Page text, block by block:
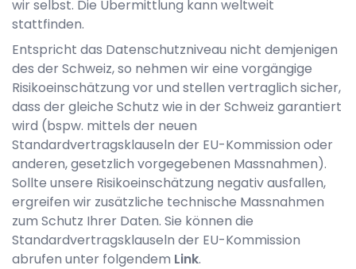
wir selbst. Die Übermittlung kann weltweit
stattfinden.
Entspricht das Datenschutzniveau nicht demjenigen
des der Schweiz, so nehmen wir eine vorgängige
Risikoeinschätzung vor und stellen vertraglich sicher,
dass der gleiche Schutz wie in der Schweiz garantiert
wird (bspw. mittels der neuen
Standardvertragsklauseln der EU-Kommission oder
anderen, gesetzlich vorgegebenen Massnahmen).
Sollte unsere Risikoeinschätzung negativ ausfallen,
ergreifen wir zusätzliche technische Massnahmen
zum Schutz Ihrer Daten. Sie können die
Standardvertragsklauseln der EU-Kommission
abrufen unter folgendem Link.